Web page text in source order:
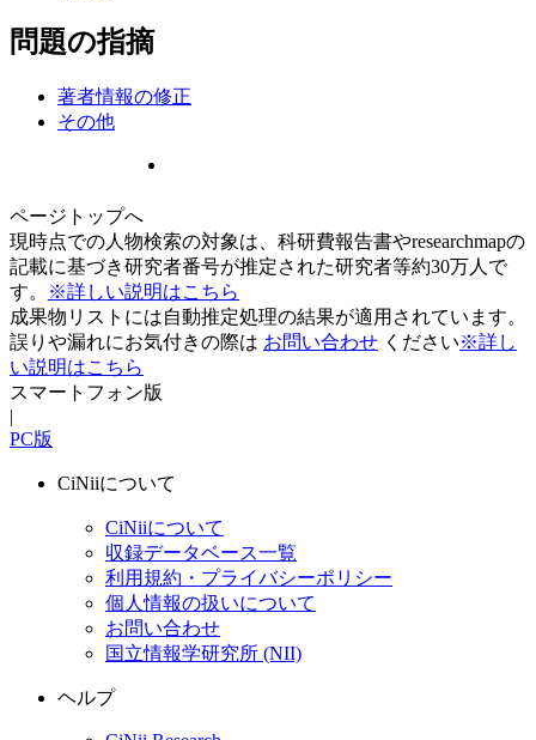
問題の指摘
著者情報の修正
その他
ページトップへ
現時点での人物検索の対象は、科研費報告書やresearchmapの
記載に基づき研究者番号が推定された研究者等約30万人で
す。
※詳しい説明はこちら
成果物リストには自動推定処理の結果が適用されています。
誤りや漏れにお気付きの際は お問い合わせ ください※詳し
い説明はこちら
スマートフォン版
|
PC版
CiNiiについて
CiNiiについて
収録データベース一覧
利用規約・プライバシーポリシー
個人情報の扱いについて
お問い合わせ
国立情報学研究所 (NII)
ヘルプ